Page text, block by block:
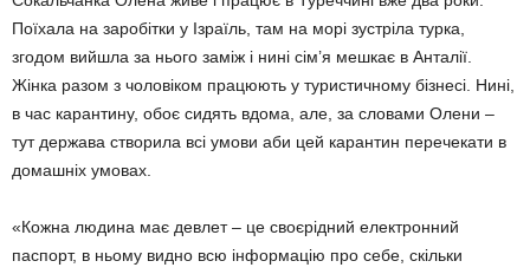
Поїхала на заробітки у Ізраїль, там на морі зустріла турка,
згодом вийшла за нього заміж і нині сім’я мешкає в Анталії.
Жінка разом з чоловіком працюють у туристичному бізнесі. Нині,
в час каранти­ну, обоє сидять вдома, але, за словами Олени –
тут держава створила всі умови аби цей карантин перечекати в
домашніх умовах.
«Кожна людина має девлет – це своєрід­ний електронний
паспорт, в ньому видно всю інформацію про себе, скільки